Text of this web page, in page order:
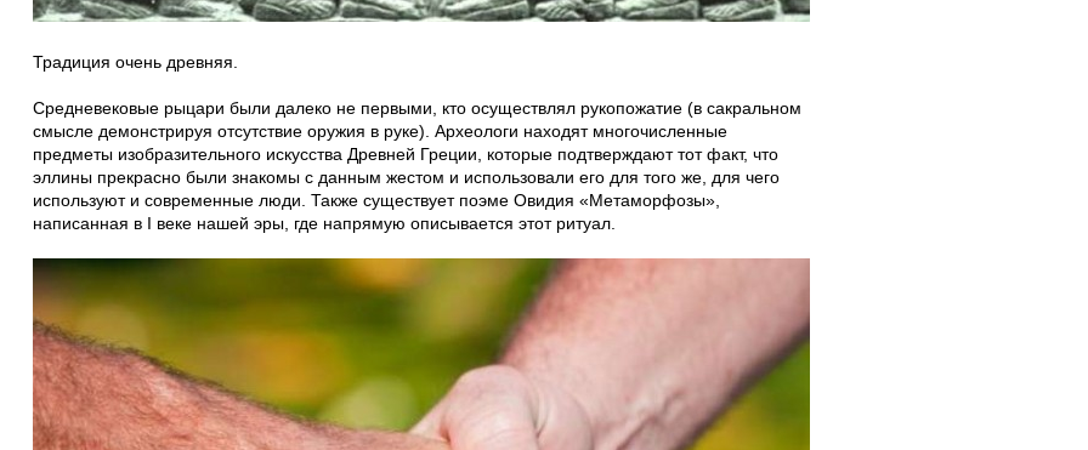
Традиция очень древняя.
Средневековые рыцари были далеко не первыми, кто осуществлял рукопожатие (в сакральном
смысле демонстрируя отсутствие оружия в руке). Археологи находят многочисленные
предметы изобразительного искусства Древней Греции, которые подтверждают тот факт, что
эллины прекрасно были знакомы с данным жестом и использовали его для того же, для чего
используют и современные люди. Также существует поэме Овидия «Метаморфозы»,
написанная в I веке нашей эры, где напрямую описывается этот ритуал.